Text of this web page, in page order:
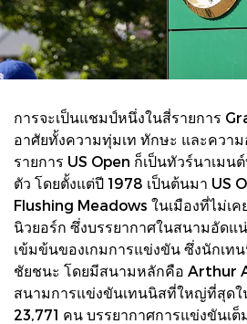
การจะเป็นแชมป์หนึ่งในสี่รายการ
อาศัยทั้งความทุ่มเท ทักษะ และควา
รายการ US Open ก็เป็นทัวร์นาเมน
ตัว โดยตั้งแต่ปี 1978 เป็นต้นมา US
Flushing Meadows ในเมืองที่ไม่เ
นิวยอร์ก ซึ่งบรรยากาศในสนามอัดแ
เข้มข้นของเกมการแข่งขัน ซึ่งนักเท
ชัยชนะ โดยมีสนามหลักคือ Arthur
สนามการแข่งขันเทนนิสที่ใหญ่ที่สุดใ
23,771 คน บรรยากาศการแข่งขันเ